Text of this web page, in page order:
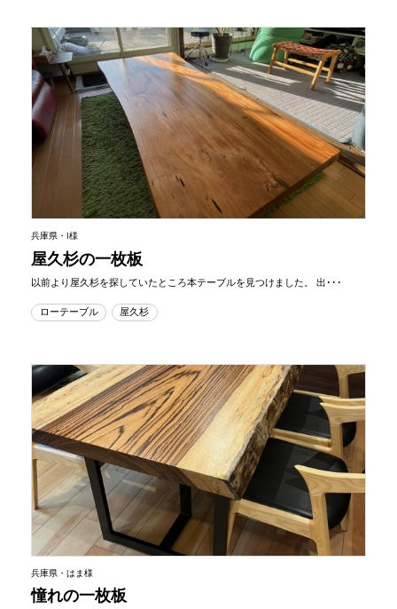
兵庫県・I様
屋久杉の一枚板
以前より屋久杉を探していたところ本テーブルを見つけました。 出･･･
ローテーブル 屋久杉
兵庫県・はま様
憧れの一枚板